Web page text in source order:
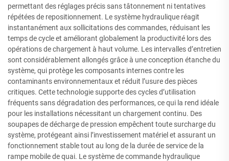
permettant des réglages précis sans tâtonnement ni tentatives
répétées de repositionnement. Le système hydraulique réagit
instantanément aux sollicitations des commandes, réduisant les
temps de cycle et améliorant globalement la productivité lors des
opérations de chargement à haut volume. Les intervalles d’entretien
sont considérablement allongés grâce à une conception étanche du
système, qui protège les composants internes contre les
contaminants environnementaux et réduit l’usure des pièces
critiques. Cette technologie supporte des cycles d’utilisation
fréquents sans dégradation des performances, ce qui la rend idéale
pour les installations nécessitant un chargement continu. Des
soupapes de décharge de pression empêchent toute surcharge du
système, protégeant ainsi l’investissement matériel et assurant un
fonctionnement stable tout au long de la durée de service de la
rampe mobile de quai. Le système de commande hydraulique